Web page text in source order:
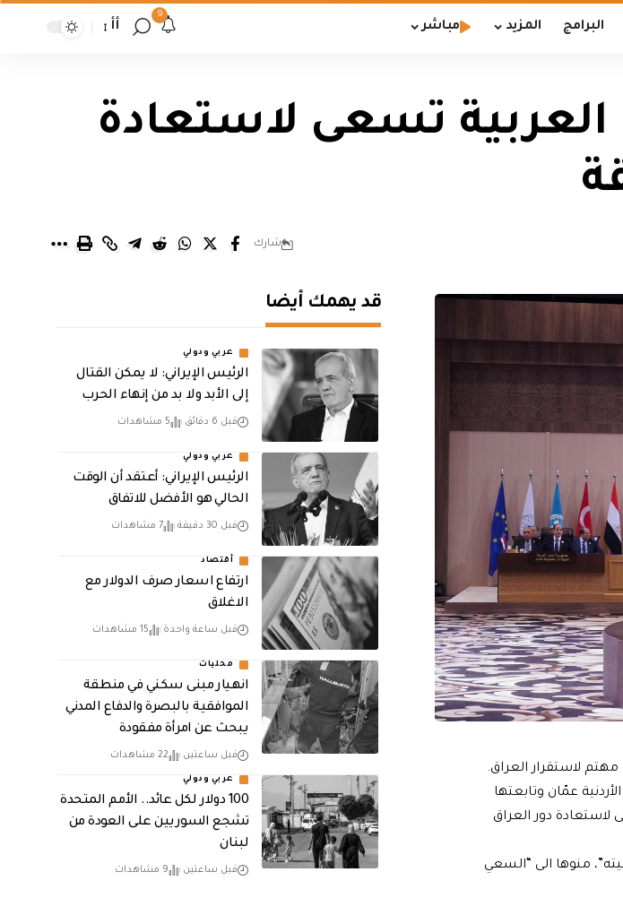
البرامج المزيد مباشر
9
أأ
العربية تسعى لاستعادة
شارك
مهتم لاستقرار العراق.
عمّان وتابعتها
لاستعادة دور العراق
منوها الى “السعي
قد يهمك أيضا
عربي ودولي
الرئيس الإيراني: لا يمكن القتال
إلى الأبد ولا بد من إنهاء الحرب
قبل 6 دقائق 5 مشاهدات
عربي ودولي
الرئيس الإيراني: أعتقد أن الوقت
الحالي هو الأفضل للاتفاق
قبل 30 دقيقة 7 مشاهدات
أقتصاد
ارتفاع اسعار صرف الدولار مع
الاغلاق
قبل ساعة واحدة 15 مشاهدات
محليات
انهيار مبنى سكني في منطقة
الموافقية بالبصرة والدفاع المدني
يبحث عن امرأة مفقودة
قبل ساعتين 22 مشاهدات
عربي ودولي
100 دولار لكل عائد.. الأمم المتحدة
تشجع السوريين على العودة من
لبنان
قبل ساعتين 9 مشاهدات